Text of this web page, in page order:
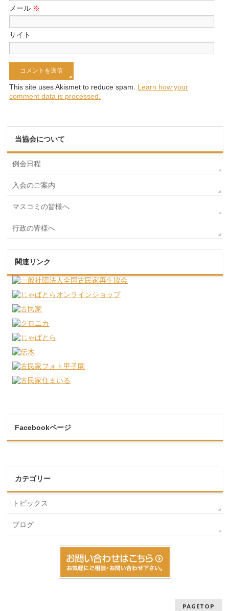
メール ※
サイト
This site uses Akismet to reduce spam. Learn how your
comment data is processed.
当協会について
例会日程
入会のご案内
マスコミの皆様へ
行政の皆様へ
関連リンク
Facebookページ
カテゴリー
トピックス
ブログ
PAGETOP